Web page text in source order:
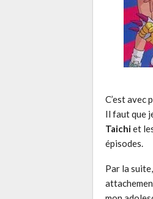
C’est avec
Il faut que
Taichiet
épisodes.
Par la